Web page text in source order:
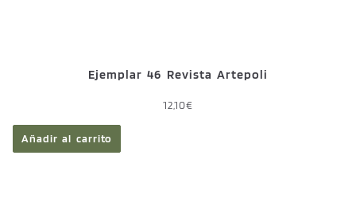
Ejemplar 46 Revista Artepoli
12,10€
Añadir al carrito